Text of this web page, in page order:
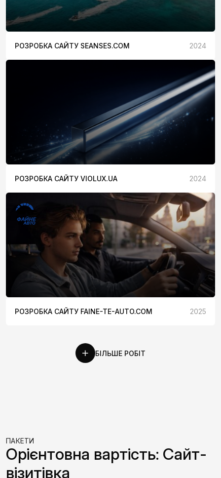
РОЗРОБКА САЙТУ SEANSES.COM 2024
РОЗРОБКА САЙТУ VIOLUX.UA 2024
РОЗРОБКА САЙТУ FAINE-TE-AUTO.COM 2025
БІЛЬШЕ РОБІТ
ПАКЕТИ
Орієнтовна вартість: Сайт-
візитівка